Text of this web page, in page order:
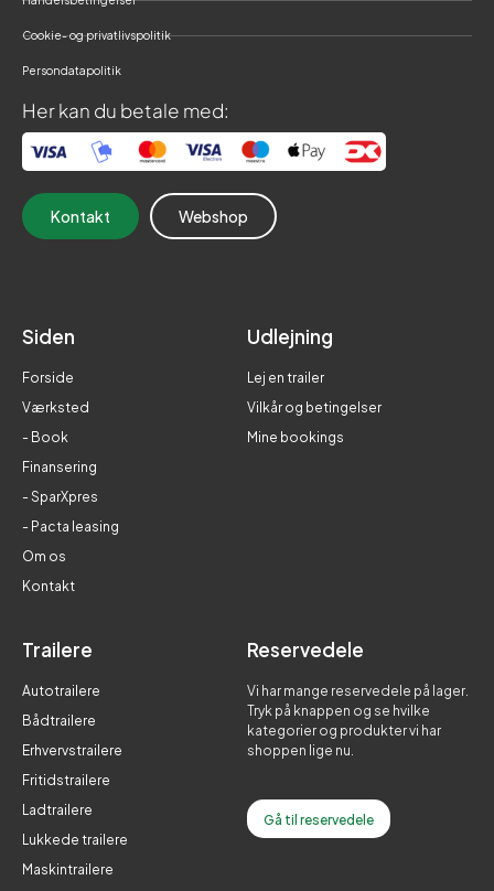
Cookie- og privatlivspolitik
Persondatapolitik
Her kan du betale med:
Kontakt Webshop
Siden
Forside
Værksted
- Book
Finansering
- SparXpres
- Pacta leasing
Om os
Kontakt
Udlejning
Lej en trailer
Vilkår og betingelser
Mine bookings
Trailere
Autotrailere
Bådtrailere
Erhvervstrailere
Fritidstrailere
Ladtrailere
Lukkede trailere
Maskintrailere
Reservedele
Vi har mange reservedele på lager.
Tryk på knappen og se hvilke
kategorier og produkter vi har
shoppen lige nu.
Gå til reservedele